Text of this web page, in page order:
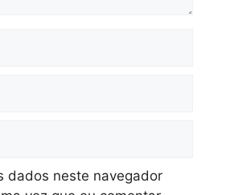
dados neste navegador